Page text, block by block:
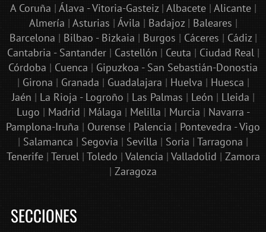
A Coruña | Álava - Vitoria-Gasteiz| Albacete| Alicante|
Almería | Asturias | Ávila | Badajoz| Baleares |
Barcelona | Bilbao - Bizkaia | Burgos | Cáceres | Cádiz|
Cantabria - Santander| Castellón | Ceuta | Ciudad Real|
Córdoba | Cuenca | Gipuzkoa - San Sebastián-Donostia
| Girona | Granada | Guadalajara | Huelva | Huesca |
Jaén | La Rioja - Logroño | Las Palmas | León | Lleida |
Lugo | Madrid | Málaga | Melilla | Murcia | Navarra -
Pamplona-Iruña | Ourense | Palencia | Pontevedra - Vigo
| Salamanca | Segovia | Sevilla | Soria | Tarragona |
Tenerife| Teruel| Toledo | Valencia | Valladolid | Zamora
| Zaragoza
SECCIONES